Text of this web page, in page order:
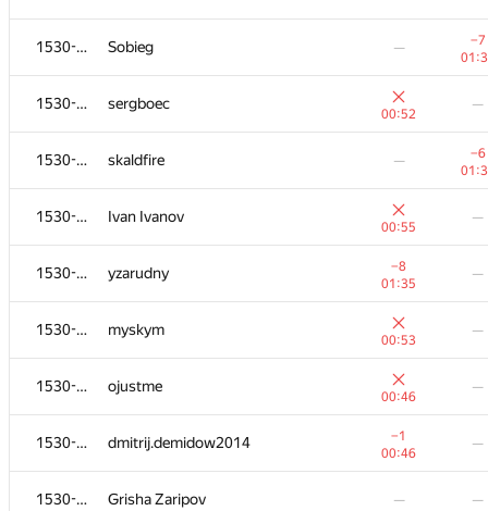
1530-1754 Sobieg —
−7
1530-1754 sergboec
00:52
—
1530-1754 skaldfire —
−6
1530-1754 Ivan Ivanov
00:55
—
1530-1754 yzarudny
−8
01:35
—
1530-1754 myskym
00:53
—
1530-1754 ojustme
00:46
—
1530-1754 dmitrij.demidow2014
−1
00:46
—
1530-1754 Grisha Zaripov — —
1447 2913 /
fomax555
−7
01:26
kasymovmaksim